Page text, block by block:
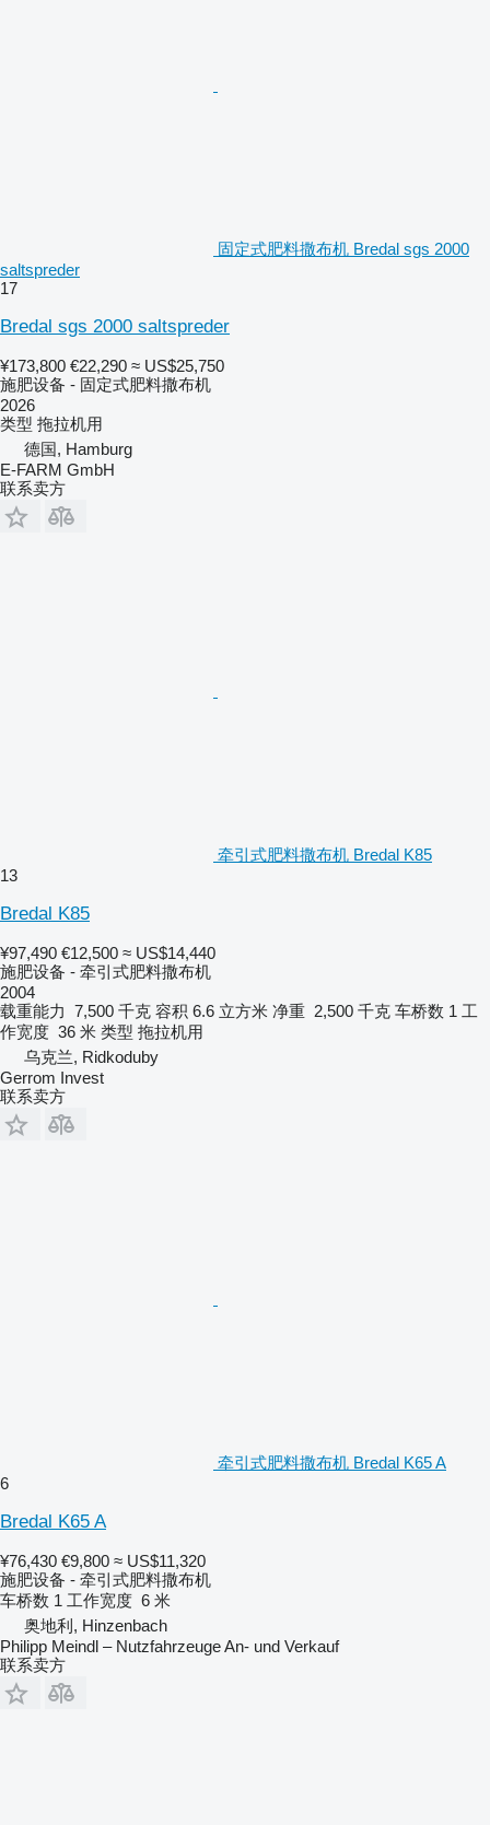
固定式肥料撒布机 Bredal sgs 2000
saltspreder
17
Bredal sgs 2000 saltspreder
¥173,800 €22,290 ≈ US$25,750
施肥设备 - 固定式肥料撒布机
2026
类型 拖拉机用
德国, Hamburg
E-FARM GmbH
联系卖方
牵引式肥料撒布机 Bredal K85
13
Bredal K85
¥97,490 €12,500 ≈ US$14,440
施肥设备 - 牵引式肥料撒布机
2004
载重能力 7,500 千克 容积 6.6 立方米 净重 2,500 千克 车桥数 1 工
作宽度 36 米 类型 拖拉机用
乌克兰, Ridkoduby
Gerrom Invest
联系卖方
牵引式肥料撒布机 Bredal K65 A
6
Bredal K65 A
¥76,430 €9,800 ≈ US$11,320
施肥设备 - 牵引式肥料撒布机
车桥数 1 工作宽度 6 米
奥地利, Hinzenbach
Philipp Meindl – Nutzfahrzeuge An- und Verkauf
联系卖方